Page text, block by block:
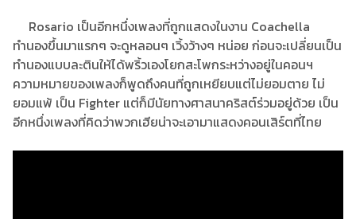
Rosario เป็นอีกหนึ่งเพลงที่ถูกแสดงในงาน Coachella
ทำนองขึ้นมาแรกๆ จะดูหลอนๆ เวิ้งว้างๆ หน่อย ก่อนจะเปลี่ยนเป็น
ทำนองแบบละตินให้ได้พริ้วเองโยกสะโพกระหว่างอยู่ในคอนฯ
ความหมายของเพลงก็พูดถึงคนที่ถูกเหยียบแต่ไม่ยอมตาย ไม่
ยอมแพ้ เป็น Fighter แต่ก็มีนัยทางศาสนาคริสต์ร่วมอยู่ด้วย เป็น
อีกหนึ่งเพลงที่คิดว่าพวกเฮียน่าจะเอามาแสดงคอนเสิร์ตที่ไทย